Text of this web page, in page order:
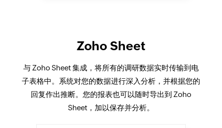
Zoho Sheet
与 Zoho Sheet 集成，将所有的调研数据实时传输到电
子表格中。系统对您的数据进行深入分析，并根据您的
回复作出推断。您的报表也可以随时导出到 Zoho
Sheet，加以保存并分析。